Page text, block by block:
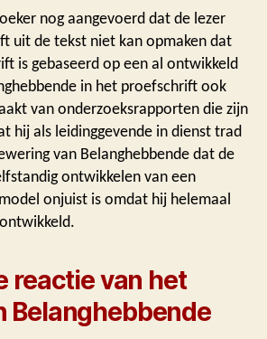
nog aangevoerd dat de lezer
uit de tekst niet kan opmaken dat
is gebaseerd op een al ontwikkeld
in het proefschrift ook
van onderzoeksrapporten die zijn
hij als leidinggevende in dienst trad
van Belanghebbende dat de
ontwikkelen van een
onjuist is omdat hij helemaal
reactie van het
Belanghebbende